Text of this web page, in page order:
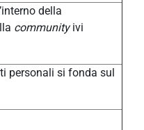
della
communityivi
personali si fonda sul